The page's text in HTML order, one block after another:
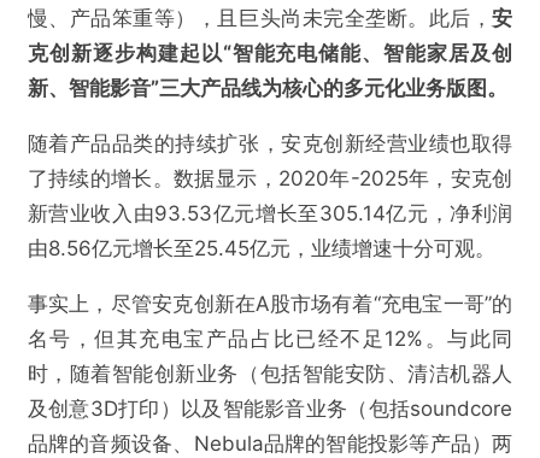
慢、产品笨重等），且巨头尚未完全垄断。此后，安
克创新逐步构建起以“智能充电储能、智能家居及创
新、智能影音”三大产品线为核心的多元化业务版图。
随着产品品类的持续扩张，安克创新经营业绩也取得
了持续的增长。数据显示，2020年-2025年，安克创
新营业收入由93.53亿元增长至305.14亿元，净利润
由8.56亿元增长至25.45亿元，业绩增速十分可观。
事实上，尽管安克创新在A股市场有着“充电宝一哥”的
名号，但其充电宝产品占比已经不足12%。与此同
时，随着智能创新业务（包括智能安防、清洁机器人
及创意3D打印）以及智能影音业务（包括soundcore
品牌的音频设备、Nebula品牌的智能投影等产品）两